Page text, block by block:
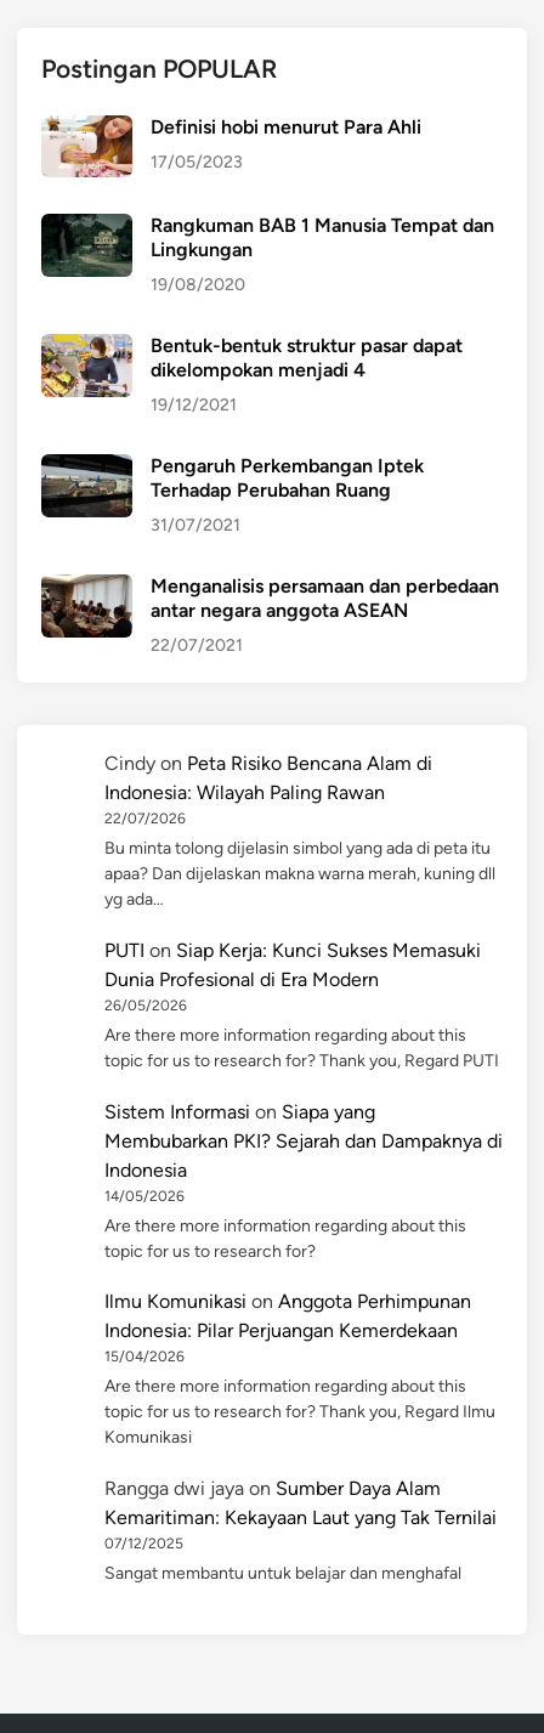
Postingan POPULAR
Definisi hobi menurut Para Ahli
17/05/2023
Rangkuman BAB 1 Manusia Tempat dan
Lingkungan
19/08/2020
Bentuk-bentuk struktur pasar dapat
dikelompokan menjadi 4
19/12/2021
Pengaruh Perkembangan Iptek
Terhadap Perubahan Ruang
31/07/2021
Menganalisis persamaan dan perbedaan
antar negara anggota ASEAN
22/07/2021
Cindy on Peta Risiko Bencana Alam di
Indonesia: Wilayah Paling Rawan
22/07/2026
Bu minta tolong dijelasin simbol yang ada di peta itu
apaa? Dan dijelaskan makna warna merah, kuning dll
yg ada…
PUTI on Siap Kerja: Kunci Sukses Memasuki
Dunia Profesional di Era Modern
26/05/2026
Are there more information regarding about this
topic for us to research for? Thank you, Regard PUTI
Sistem Informasi on Siapa yang
Membubarkan PKI? Sejarah dan Dampaknya di
Indonesia
14/05/2026
Are there more information regarding about this
topic for us to research for?
Ilmu Komunikasi on Anggota Perhimpunan
Indonesia: Pilar Perjuangan Kemerdekaan
15/04/2026
Are there more information regarding about this
topic for us to research for? Thank you, Regard Ilmu
Komunikasi
Rangga dwi jaya on Sumber Daya Alam
Kemaritiman: Kekayaan Laut yang Tak Ternilai
07/12/2025
Sangat membantu untuk belajar dan menghafal